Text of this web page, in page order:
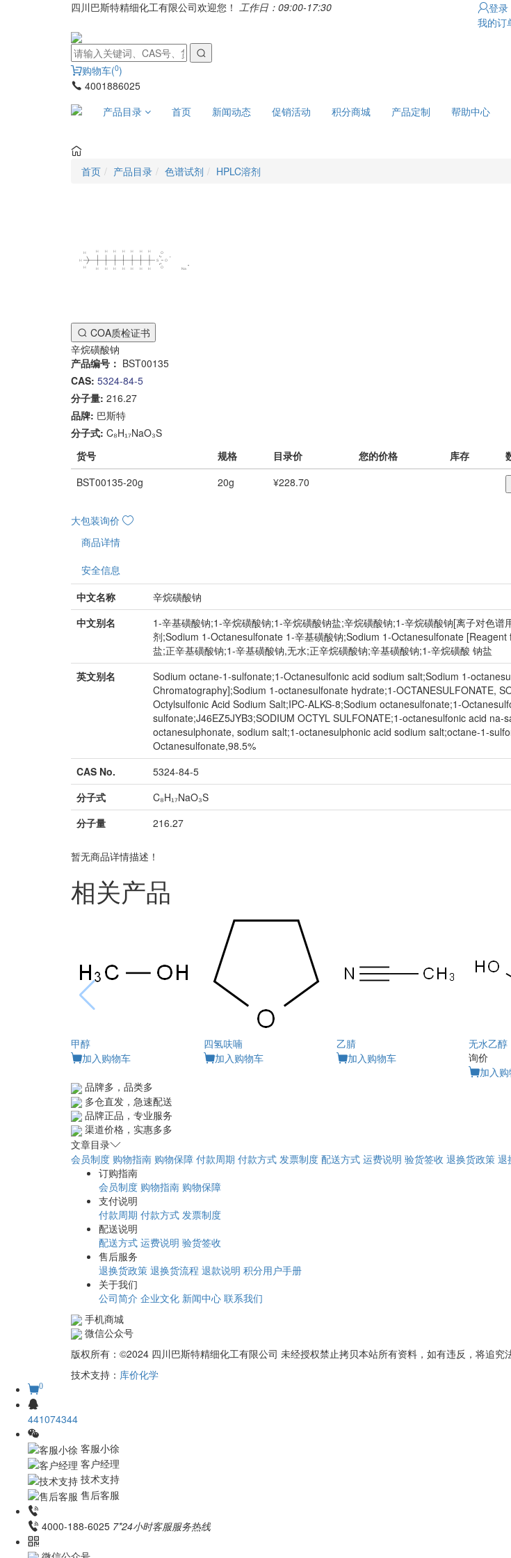
四川巴斯特精细化工有限公司欢迎您！ 工作日：09:00-17:30 登录
我的订
购物车(0)
4001886025
产品目录
首页 新闻动态 促销活动 积分商城 产品定制 帮助中心
首页 产品目录 色谱试剂 HPLC溶剂
COA质检证书
辛烷磺酸钠
产品编号： BST00135
CAS: 5324-84-5
分子量: 216.27
品牌: 巴斯特
分子式: C₈H₁₇NaO₃S
货号
规格 目录价 您的价格 库存
BST00135-20g
20g ¥228.70
大包装询价
商品详情
安全信息
中文名称
辛烷磺酸钠
中文别名
1-辛基磺酸钠;1-辛烷磺酸钠;1-辛烷磺酸钠盐;辛烷磺酸钠;1-辛烷磺酸钠[离子对色
剂;Sodium 1-Octanesulfonate 1-辛基磺酸钠;Sodium 1-Octanesulfonate
盐;正辛基磺酸钠;1-辛基磺酸钠,无水;正辛烷磺酸钠;辛基磺酸钠;1-辛烷磺酸 钠盐
英文别名
Sodium octane-1-sulfonate;1-Octanesulfonic acid sodium salt;Sodium 1-
Chromatography];Sodium 1-octanesulfonate hydrate;1-OCTANESULFONATE,
Octylsulfonic Acid Sodium Salt;IPC-ALKS-8;Sodium octanesulfonate;1-
sulfonate;J46EZ5JYB3;SODIUM OCTYL SULFONATE;1-octanesulfonic acid
octanesulphonate, sodium salt;1-octanesulphonic acid sodium salt;octane-1-
Octanesulfonate,98.5%
CAS No.
5324-84-5
分子式
C₈H₁₇NaO₃S
分子量
216.27
暂无商品详情描述！
相关产品
甲醇
加入购物车
四氢呋喃
加入购物车
乙腈
加入购物车
无水乙醇
询价
加入
品牌多，品类多
多仓直发，急速配送
品牌正品，专业服务
渠道价格，实惠多多
文章目录
会员制度 购物指南 购物保障 付款周期 付款方式 发票制度 配送方式 运费说明 验货签收 退换货政策 退
订购指南
会员制度 购物指南 购物保障
支付说明
付款周期 付款方式 发票制度
配送说明
配送方式 运费说明 验货签收
售后服务
退换货政策 退换货流程 退款说明 积分用户手册
关于我们
公司简介 企业文化 新闻中心 联系我们
手机商城
微信公众号
版权所有：©2024 四川巴斯特精细化工有限公司 未经授权禁止拷贝本站所有资料，如有违反，将追究
技术支持： 库价化学
0
441074344
客服小徐
客户经理
技术支持
售后客服
4000-188-6025 7*24小时客服服务热线